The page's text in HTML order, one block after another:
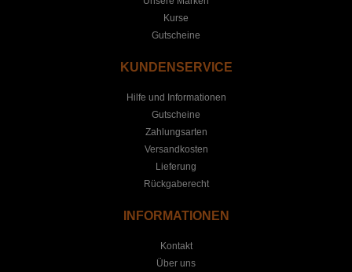
Kurse
Gutscheine
KUNDENSERVICE
Hilfe und Informationen
Gutscheine
Zahlungsarten
Versandkosten
Lieferung
Rückgaberecht
INFORMATIONEN
Kontakt
Über uns